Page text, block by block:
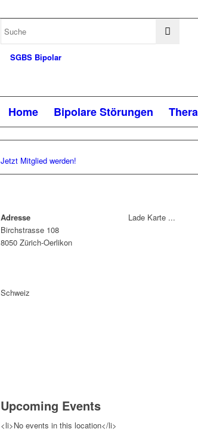
Jetzt Mitglied werden!
Home Bipolare Störungen
Lade Karte ...
Adresse
Birchstrasse 108
8050 Zürich-Oerlikon
Schweiz
Upcoming Events
<li>No events in this location</li>